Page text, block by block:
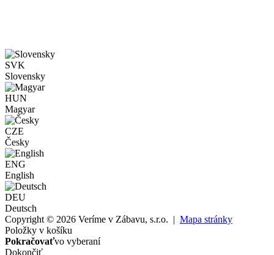
SVK
Slovensky
HUN
Magyar
CZE
Česky
ENG
English
DEU
Deutsch
Copyright © 2026 Veríme v Zábavu, s.r.o. | Mapa stránky
Položky v košíku
Pokračovaťvo vyberaní
Dokončiť